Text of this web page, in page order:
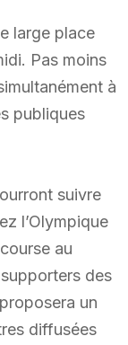
large place
Pas moins
à
publiques
suivre
l’Olympique
au
des
un
diffusées